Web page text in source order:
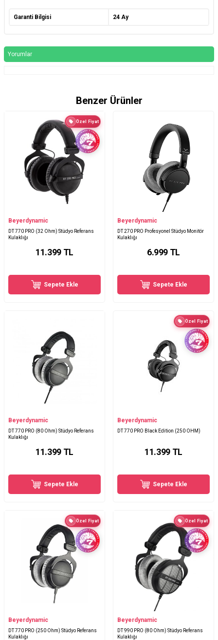
Garanti Bilgisi 24 Ay
Yorumlar
Benzer Ürünler
Özel Fiyat
Beyerdynamic
DT 770 PRO (32 Ohm) Stüdyo Referans
Kulaklığı
11.399TL
Sepete Ekle
Beyerdynamic
DT 270 PRO Profesyonel Stüdyo Monitör
Kulaklığı
6.999 TL
Sepete Ekle
Beyerdynamic
DT 770 PRO (80 Ohm) Stüdyo Referans
Kulaklığı
11.399TL
Sepete Ekle
Özel Fiyat
Beyerdynamic
DT 770 PRO Black Edition (250 OHM)
11.399TL
Sepete Ekle
Özel Fiyat
Beyerdynamic
DT 770 PRO (250 Ohm) Stüdyo Referans
Kulaklığı
Özel Fiyat
Beyerdynamic
DT 990 PRO (80 Ohm) Stüdyo Referans
Kulaklığı